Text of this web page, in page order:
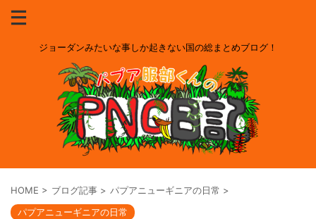
ジョーダンみたいな事しか起きない国の総まとめブログ！
HOME > ブログ記事 > パプアニューギニアの日常 >
パプアニューギニアの日常